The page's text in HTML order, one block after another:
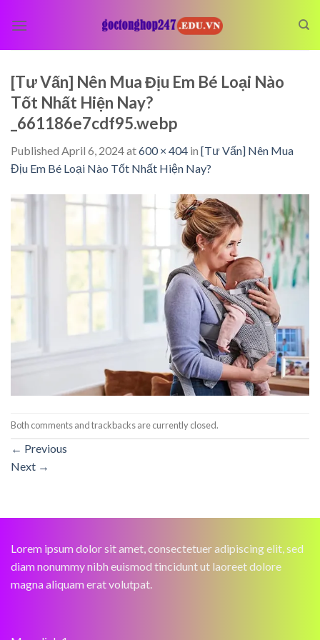
[Tư Vấn] Nên Mua Địu Em Bé Loại Nào
Tốt Nhất Hiện Nay?
_661186e7cdf95.webp
Published April 6, 2024at600 × 404 in [Tư Vấn] Nên Mua
Địu Em Bé Loại Nào Tốt Nhất Hiện Nay?
Both comments and trackbacks are currently closed.
← Previous
Next →
Lorem ipsum dolor sit amet, consectetuer adipiscing elit, sed
diam nonummy nibh euismod tincidunt ut laoreet dolore
magna aliquam erat volutpat.